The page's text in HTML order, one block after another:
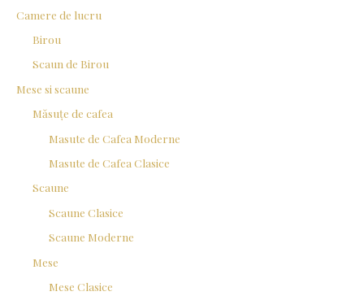
Camere de lucru
Birou
Scaun de Birou
Mese si scaune
Măsuțe de cafea
Masute de Cafea Moderne
Masute de Cafea Clasice
Scaune
Scaune Clasice
Scaune Moderne
Mese
Mese Clasice